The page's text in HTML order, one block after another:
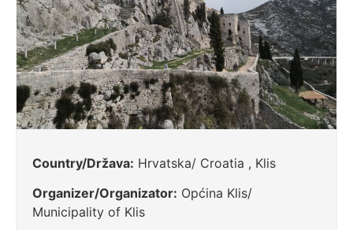
Country/Država: Hrvatska/ Croatia , Klis
Organizer/Organizator: Općina Klis/
Municipality of Klis